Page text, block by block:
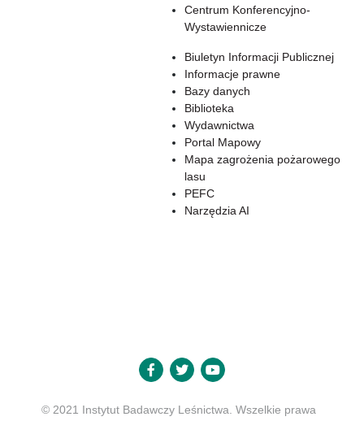
Centrum Konferencyjno-
Wystawiennicze
Biuletyn Informacji Publicznej
Informacje prawne
Bazy danych
Biblioteka
Wydawnictwa
Portal Mapowy
Mapa zagrożenia pożarowego
lasu
PEFC
Narzędzia AI
© 2021 Instytut Badawczy Leśnictwa. Wszelkie prawa